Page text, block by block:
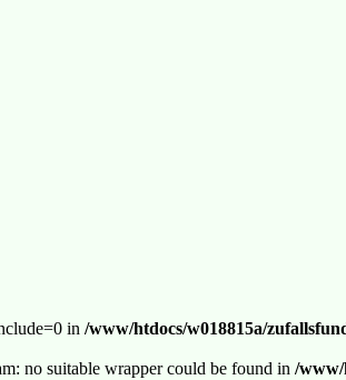
in /www/htdocs/w018815a/
no suitable wrapper could be found in /www/